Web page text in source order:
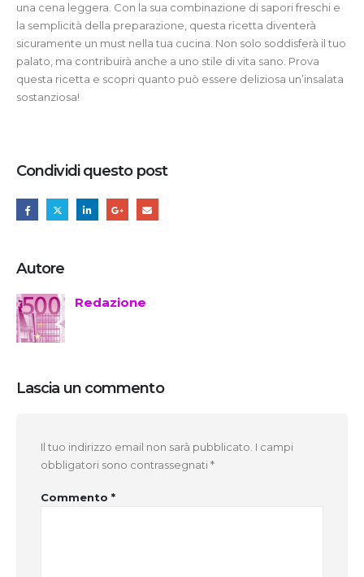
una cena leggera. Con la sua combinazione di sapori freschi e
la semplicità della preparazione, questa ricetta diventerà
sicuramente un must nella tua cucina. Non solo soddisferà il tuo
palato, ma contribuirà anche a uno stile di vita sano. Prova
questa ricetta e scopri quanto può essere deliziosa un’insalata
sostanziosa!
Condividi questo post
Autore
Redazione
Lascia un commento
Il tuo indirizzo email non sarà pubblicato. I campi
obbligatori sono contrassegnati*
Commento *